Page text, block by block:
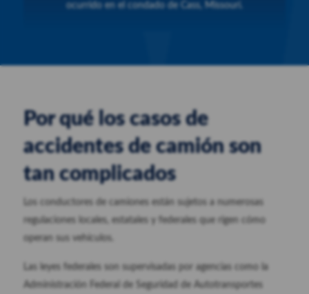
ocurrido en el condado de Cass, Missouri.
Por qué los casos de
accidentes de camión son
tan complicados
Los conductores de camiones están sujetos a numerosas
regulaciones locales, estatales y federales que rigen cómo
operan sus vehículos.
Las leyes federales son supervisadas por agencias como la
Administración Federal de Seguridad de Autotransportes